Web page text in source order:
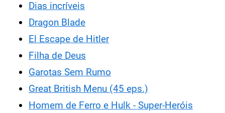
Dias incríveis
Dragon Blade
El Escape de Hitler
Filha de Deus
Garotas Sem Rumo
Great British Menu (45 eps.)
Homem de Ferro e Hulk - Super-Heróis